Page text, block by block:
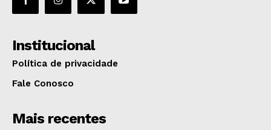
Institucional
Política de privacidade
Fale Conosco
Mais recentes